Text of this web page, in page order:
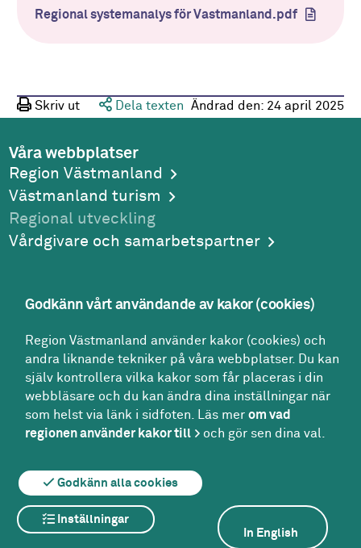
Regional systemanalys för Vastmanland.pdf
Skriv ut Dela texten Ändrad den: 24 april 2025
Våra webbplatser
Region Västmanland
Västmanland turism
Regional utveckling
Vårdgivare och samarbetspartner
Region Västmanland
Regionhuset
721 89 Västerås
Kontakt
Kontakt­center:
021-17 30 00
Om webbplatsen Om kakor
Godkänn vårt användande av kakor (cookies)
Region Västmanland använder kakor (cookies) och
andra liknande tekniker på våra webbplatser. Du kan
själv kontrollera vilka kakor som får placeras i din
webbläsare och du kan ändra dina inställningar när
som helst via länk i sidfoten. Läs merom vad
regionen använder kakor till
och gör sen dina val.
Godkänn alla cookies
Inställningar
In English